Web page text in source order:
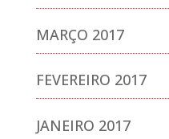
MARÇO 2017
FEVEREIRO 2017
JANEIRO 2017